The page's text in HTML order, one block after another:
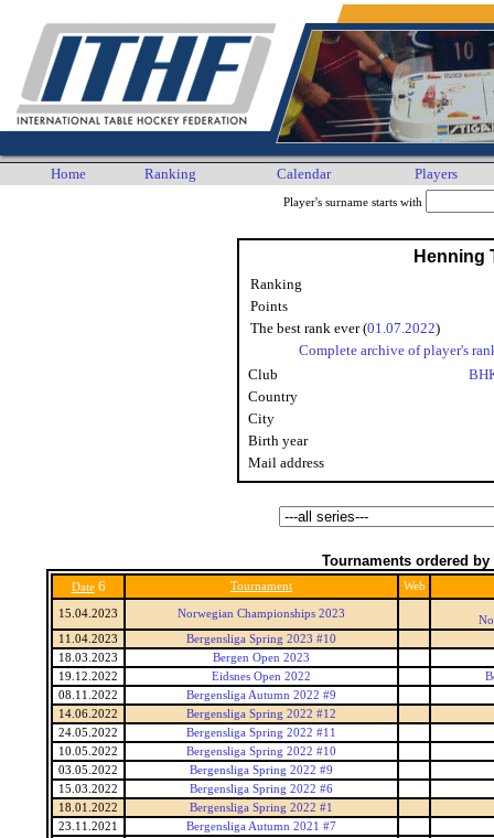
Home Ranking Calendar Players
Player's surname starts with
Henning
Ranking
Points
The best rank ever (01.07.2022)
Complete archive of player's
Club
Country
City
Birth year
Mail address
Tournaments ordered by
Date 6 Tournament Web
15.04.2023 Norwegian Championships 2023
11.04.2023
Bergensliga Spring 2023 #10
18.03.2023
Bergen Open 2023
19.12.2022
Eidsnes Open 2022
08.11.2022
Bergensliga Autumn 2022 #9
14.06.2022
Bergensliga Spring 2022 #12
24.05.2022
Bergensliga Spring 2022 #11
10.05.2022
Bergensliga Spring 2022 #10
03.05.2022
Bergensliga Spring 2022 #9
15.03.2022
Bergensliga Spring 2022 #6
18.01.2022
Bergensliga Spring 2022 #1
23.11.2021
Bergensliga Autumn 2021 #7